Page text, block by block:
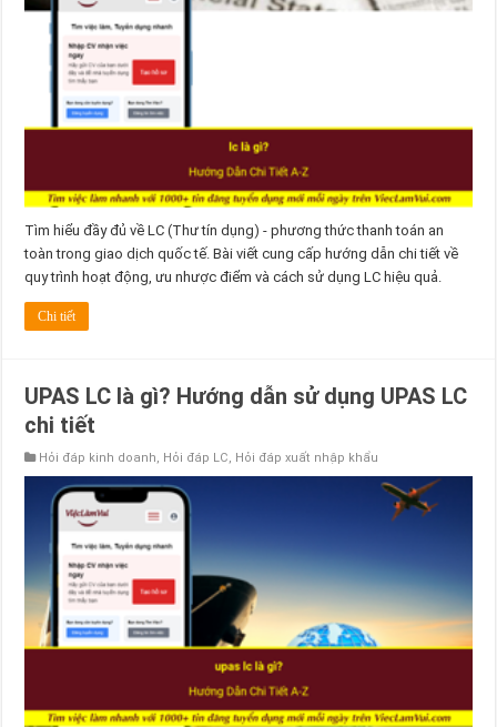
Tìm hiểu đầy đủ về LC (Thư tín dụng) - phương thức thanh toán an
toàn trong giao dịch quốc tế. Bài viết cung cấp hướng dẫn chi tiết về
quy trình hoạt động, ưu nhược điểm và cách sử dụng LC hiệu quả.
Chi tiết
UPAS LC là gì? Hướng dẫn sử dụng UPAS LC
chi tiết
Hỏi đáp kinh doanh, Hỏi đáp LC, Hỏi đáp xuất nhập khẩu